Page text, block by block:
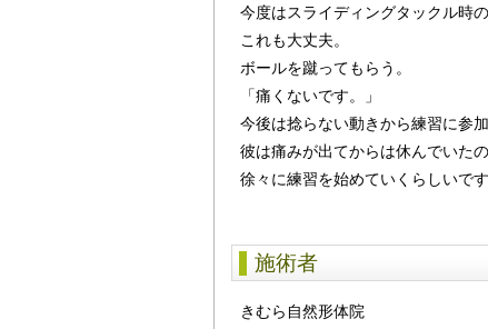
今度はスライディングタックル時の
これも大丈夫。
ボールを蹴ってもらう。
「痛くないです。」
今後は捻らない動きから練習に参
彼は痛みが出てからは休んでいた
徐々に練習を始めていくらしいです
施術者
きむら自然形体院